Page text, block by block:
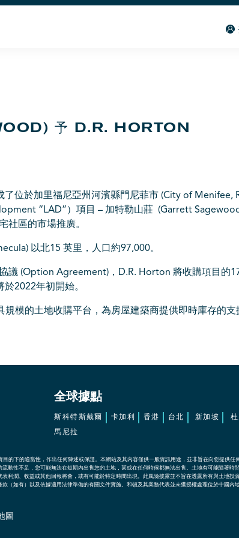
予 D.R. HORTON
位於加里福尼亞州河濱縣門尼菲市 (City of Menifee,
“LAD”）項目 – 加特勒山莊 (Garrett
社區的市場推廣。
以北15 英里，人口約97,000。
議 (Option Agreement)，D.R. Horton 將收購項目的
2022年初開始。
模的土地收購平台，為房屋建築商提供即時庫存的
全球據點
斯科特斯戴爾 卡加利 香港 台北 新加坡
馬尼拉
的下的適當性，作出任何陳述或保證。本網站及其內容僅供一般資訊用途，並非旨在向您提供任
性不足，您可能無法在短期內出售您的土地，甚或在任何時候都無法出售。土地有可能隨著時
潤、收益或其他回報將會，或有可能於特定時間出現。此風險披露並不旨在透露所有與土地投
如有）以及依據適用法律準備的有關文件實施。和頓及其業務代表並未獲授權處理位於中國內
圖